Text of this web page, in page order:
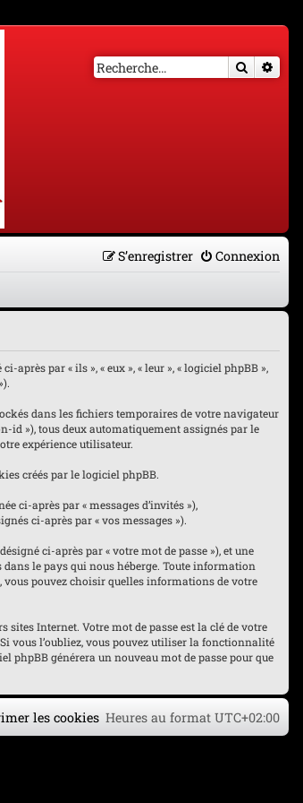
Connexion
S’enregistrer
après par « ils », « eux », « leur », « logiciel phpBB »,
dans les fichiers temporaires de votre navigateur
id »), tous deux automatiquement assignés par le
expérience utilisateur.
créés par le logiciel phpBB.
ci-après par « messages d’invités »),
ci-après par « vos messages »).
ci-après par « votre mot de passe »), et une
le pays qui nous héberge. Toute information
vous pouvez choisir quelles informations de votre
Internet. Votre mot de passe est la clé de votre
vous l’oubliez, vous pouvez utiliser la fonctionnalité
phpBB générera un nouveau mot de passe pour que
Heures au format UTC+02:00
les cookies